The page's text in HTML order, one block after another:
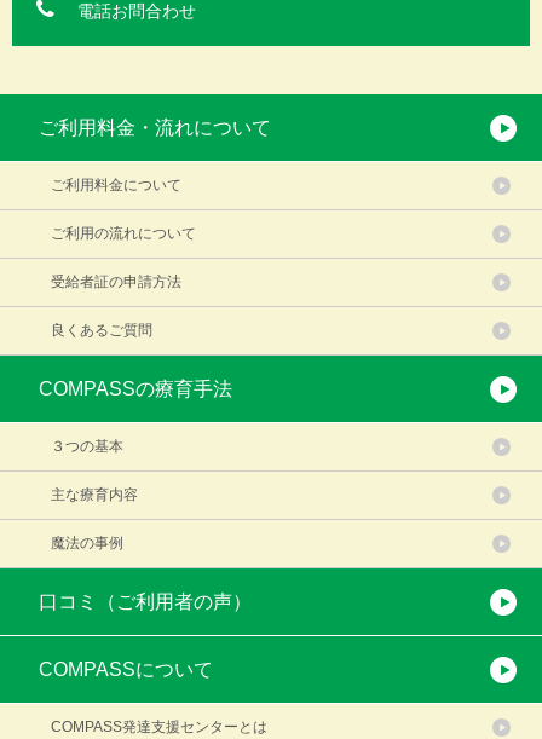
ご利用料金・流れについて
ご利用料金について
ご利用の流れについて
受給者証の申請方法
良くあるご質問
COMPASSの療育手法
３つの基本
主な療育内容
魔法の事例
口コミ（ご利用者の声）
COMPASSについて
COMPASS発達支援センターとは
電話お問合わせ